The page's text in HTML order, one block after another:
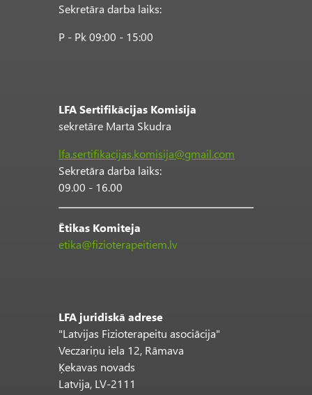
Sekretāra darba laiks:
P - Pk 09:00 - 15:00
LFA Sertifikācijas Komisija
sekretāre Marta Skudra
lfa.sertifikacijas.komisija@gmail.com
Sekretāra darba laiks:
09.00 - 16.00
Ētikas Komiteja
etika@fizioterapeitiem.lv
LFA juridiskā adrese
"Latvijas Fizioterapeitu asociācija"
Veczariņu iela 12, Rāmava
Ķekavas novads
Latvija, LV-2111